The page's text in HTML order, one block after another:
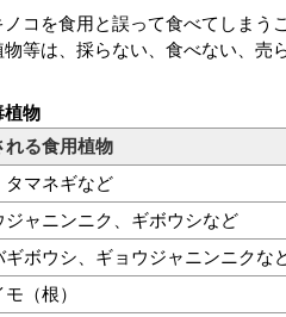
コを食用と誤って食べてしまう
等は、採らない、食べない、売
植物
れる食用植物
タマネギなど
ジャニンニク、ギボウシなど
ギボウシ、ギョウジャニンニクな
（根）